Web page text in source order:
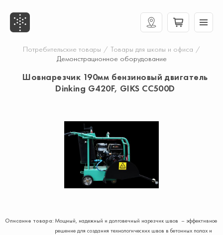
Потребительские товары / Товары для школы и офиса /
Демонстрационное оборудование
Шовнарезчик 190мм бензиновый двигатель
Dinking G420F, GIKS СС500D
Описание товара:Мощный, надежный и долговечный нарезчик швов – эффективное
решение для создания технологических швов в бетонных полах и